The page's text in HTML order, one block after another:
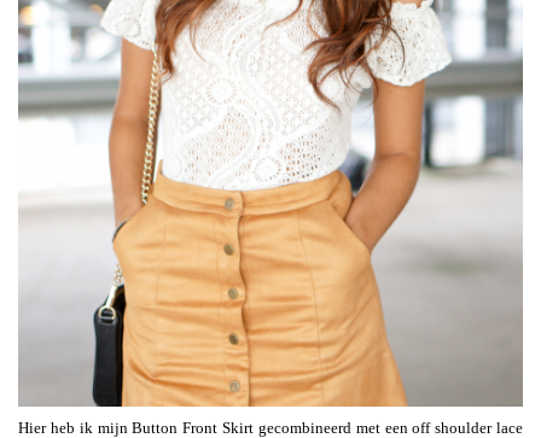
Hier heb ik mijn Button Front Skirt gecombineerd met een off shoulder lace